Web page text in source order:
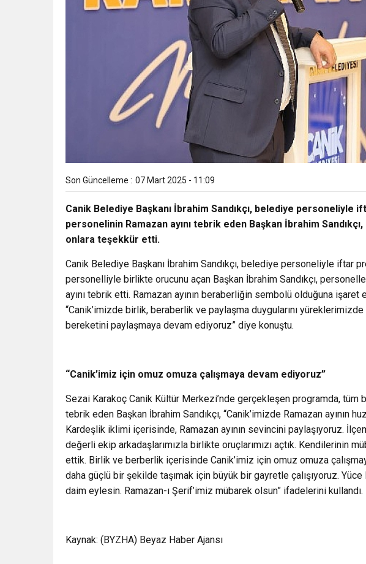
Son Güncelleme : 07 Mart 2025 - 11:09
Canik Belediye Başkanı İbrahim Sandıkçı, belediye personeliyle
personelinin Ramazan ayını tebrik eden Başkan İbrahim
onlara teşekkür etti.
Canik Belediye Başkanı İbrahim Sandıkçı, belediye personeliyle iftar
personelliyle birlikte orucunu açan Başkan İbrahim Sandıkçı,
ayını tebrik etti. Ramazan ayının beraberliğin sembolü olduğuna işaret
“Canik’imizde birlik, beraberlik ve paylaşma duygularını
bereketini paylaşmaya devam ediyoruz” diye konuştu.
“Canik’imiz için omuz omuza çalışmaya devam ediyoruz”
Sezai Karakoç Canik Kültür Merkezi’nde gerçekleşen programda, tüm
tebrik eden Başkan İbrahim Sandıkçı, “Canik’imizde Ramazan ayının
Kardeşlik iklimi içerisinde, Ramazan ayının sevincini paylaşıyoruz.
değerli ekip arkadaşlarımızla birlikte oruçlarımızı açtık. Kendilerinin
ettik. Birlik ve berberlik içerisinde Canik’imiz için omuz omuza
daha güçlü bir şekilde taşımak için büyük bir gayretle çalışıyoruz.
daim eylesin. Ramazan-ı Şerif’imiz mübarek olsun” ifadelerini kullandı.
Kaynak: (BYZHA) Beyaz Haber Ajansı